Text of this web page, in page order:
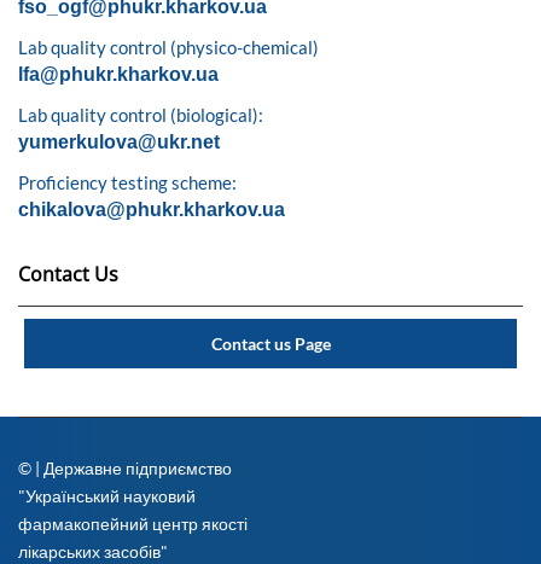
fso_ogf@phukr.kharkov.ua
Lab quality control (physico-chemical)
lfa@phukr.kharkov.ua
Lab quality control (biological):
yumerkulova@ukr.net
Proficiency testing scheme:
chikalova@phukr.kharkov.ua
Contact Us
Contact us Page
© | Державне підприємство
"Український науковий
фармакопейний центр якості
лікарських засобів"